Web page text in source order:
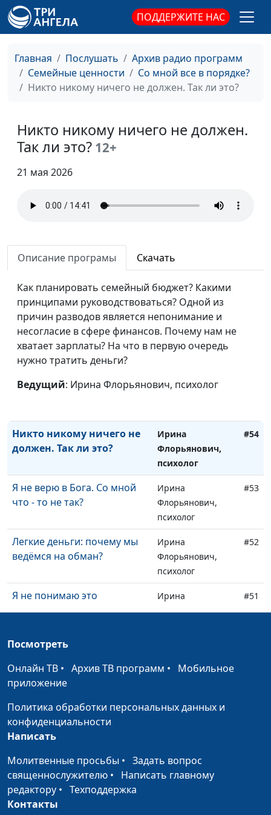
ПОДДЕРЖИТЕ НАС
Главная Послушать
Архив радио программ
Семейные ценности
Со мной все в порядке?
Никто никому ничего не должен. Так ли это?
Никто никому ничего не должен.
Так ли это? 12+
21 мая 2026
Описание програмы Скачать
Как планировать семейный бюджет? Какими
принципами руководствоваться? Одной из
причин разводов является непонимание и
несогласие в сфере финансов. Почему нам не
хватает зарплаты? На что в первую очередь
нужно тратить деньги?
Ведущий: Ирина Флорьянович, психолог
Божий план?
Флорьянович,
психолог
Почему у всех есть пара, а у
меня — нет?
Ирина
Флорьянович,
психолог
или слабость?
Флорьянович,
психолог
но неверующий
Ирина
Флорьянович,
психолог
#57
Всё и сразу. Почему мы не
Ирина
Флорьянович,
психолог
Как сохранить веру в
светском коллективе
Ирина
Никто никому ничего не
должен. Так ли это?
Ирина
Флорьянович,
психолог
#54
Я не верю в Бога. Со мной
что - то не так?
Ирина
Флорьянович,
психолог
#53
Легкие деньги: почему мы
ведёмся на обман?
Ирина
Флорьянович,
психолог
#52
Я не понимаю это
современное поколение
Ирина
Флорьянович,
#51
Как сомнения ведут к
настоящей вере
Флорьянович,
Кризис веры. Как его
пройти без потери?
Ирина
Кем быть, если нравится
всё?
Ирина
Флорьянович,
Почему мы откладываем
Посмотреть
Онлайн ТВ • Архив ТВ программ • Мобильное
приложение
Политика обработки персональных данных и
конфиденциальности
Написать
Молитвенные просьбы • Задать вопрос
священнослужителю • Написать главному
редактору • Техподдержка
Контакты